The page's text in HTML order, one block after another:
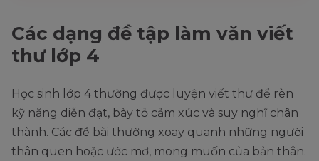
Các dạng đề tập làm văn viết
thư lớp 4
Học sinh lớp 4 thường được luyện viết thư để rèn
kỹ năng diễn đạt, bày tỏ cảm xúc và suy nghĩ chân
thành. Các đề bài thường xoay quanh những người
thân quen hoặc ước mơ, mong muốn của bản thân.